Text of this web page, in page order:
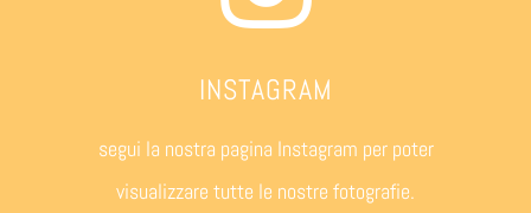
INSTAGRAM
segui la nostra pagina Instagram per poter
visualizzare tutte le nostre fotografie.